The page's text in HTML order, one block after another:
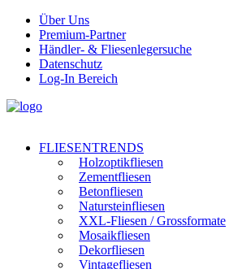
Über Uns
Premium-Partner
Händler- & Fliesenlegersuche
Datenschutz
Log-In Bereich
FLIESENTRENDS
Holzoptikfliesen
Zementfliesen
Betonfliesen
Natursteinfliesen
XXL-Fliesen / Grossformate
Mosaikfliesen
Dekorfliesen
Vintagefliesen